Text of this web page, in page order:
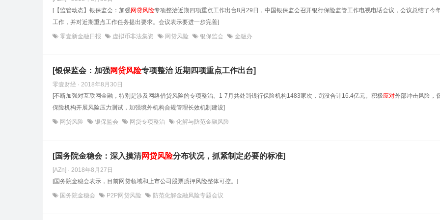
[【监管动态】银保监会：加强网贷风险专项整治近期四项重点工作出台8月29日，中国银保监会召开银行保险监管工作电视电话会议，会议总结了今
工作，并对近期重点工作任务提出要求。会议表示要进一步完善]
零壹新金融日报 虚拟币非法集资 网贷风险 银保监会 金融办
[银保监会：加强网贷风险专项整治 近期四项重点工作出台]
零壹财经 · 2018年8月30日
[不断加强对互联网金融，特别是涉及网络借贷风险的专项整治。1-7月共处罚银行保险机构1483家次，罚没合计16.4亿元。积极应对外部冲击风险，
保险机构开展风险压力测试，加强境外机构合规管理长效机制建设]
网贷风险 银保监会 网贷专项整治 化解与防范金融风险
[国务院金稳会：深入摸清网贷风险分布状况，抓紧制定必要的标准]
[AZn] · 2018年8月27日
[国务院金稳会表示，目前网贷领域和上市公司股票质押风险整体可控。]
国务院金稳会 P2P网贷风险 防范化解金融风险专题会议